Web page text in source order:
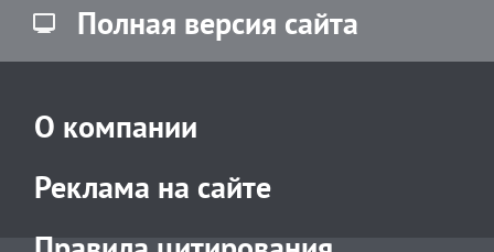
Полная версия сайта
О компании
Реклама на сайте